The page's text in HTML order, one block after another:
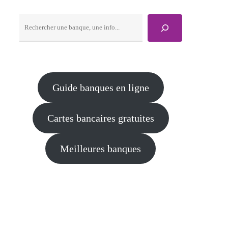
Guide banques en ligne
Cartes bancaires gratuites
Meilleures banques